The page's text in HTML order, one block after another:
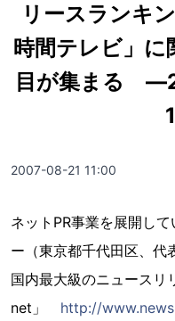
リースランキ
時間テレビ」に
目が集まる
2007-08-21 11:00
ネットPR事業を展開し
ー（東京都千代田区、代
国内最大級のニュースリ
net」 http://